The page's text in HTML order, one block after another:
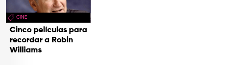
CINE
Cinco películas para
recordar a Robin
Williams